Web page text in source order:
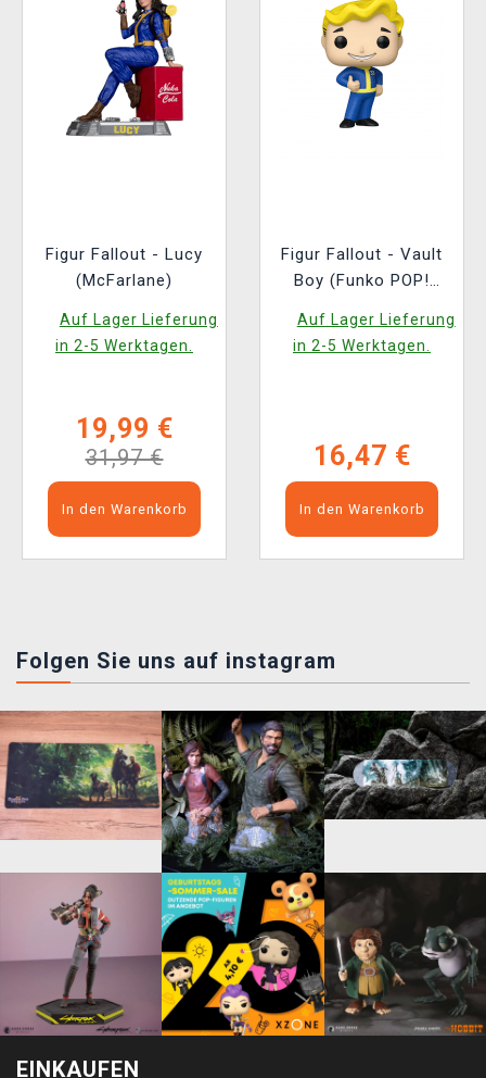
Figur Fallout - Lucy
(McFarlane)
Auf Lager Lieferung
in 2-5 Werktagen.
19,99 €
31,97 €
In den Warenkorb
Figur Fallout - Vault
Boy (Funko POP!
Auf Lager Lieferung
in 2-5 Werktagen.
16,47 €
In den Warenkorb
Folgen Sie uns auf instagram
EINKAUFEN